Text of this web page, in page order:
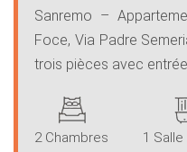
Sanremo –
Foce, Via Padre
trois pièces avec entrée
2 Chambres 1